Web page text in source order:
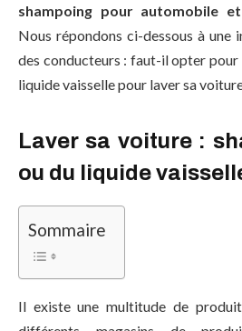
shampoing pour automobile
Nous répondons ci-dessous à une
des conducteurs : faut-il opter pour
liquide vaisselle pour laver sa
Laver sa voiture :
ou du liquide
Sommaire
Il existe une multitude de